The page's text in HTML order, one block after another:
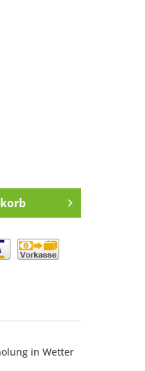
in Wetter